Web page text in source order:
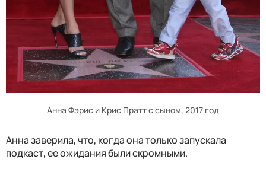
Анна Фэрис и Крис Пратт с сыном, 2017 год
Анна заверила, что, когда она только запускала
подкаст, ее ожидания были скромными.